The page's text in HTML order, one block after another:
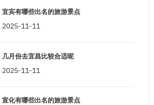
宜宾有哪些出名的旅游景点
2025-11-11
几月份去宜昌比较合适呢
2025-11-11
宣化有哪些出名的旅游景点